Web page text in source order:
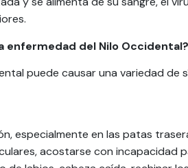
enfermedad del Nilo Occidental?
puede causar una variedad de
especialmente en las patas
acostarse con incapacidad